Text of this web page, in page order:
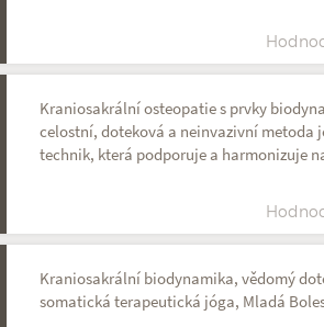
Kraniosakrální osteopatie s prvky
celostní, doteková a neinvazivní metoda
technik, která podporuje a harmonizuje
Kraniosakrální biodynamika, vědomý
somatická terapeutická jóga, Mladá